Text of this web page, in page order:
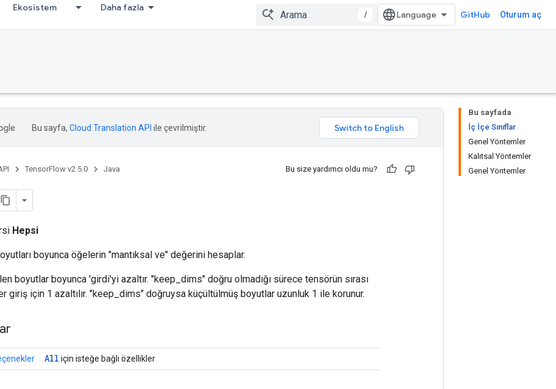
Ekosistem Daha fazla
/ GitHub Oturum aç
Bu sayfada
İç İçe Sınıflar
Genel Yöntemler
Kalıtsal Yöntemler
Genel Yöntemler
Bu sayfa, Cloud Translation API ile çevrilmiştir.
TensorFlow v2.5.0 Java Bu size yardımcı oldu mu?
Hepsi
boyunca öğelerin "mantıksal ve" değerini hesaplar.
boyutlar boyunca 'girdi'yi azaltır. "keep_dims" doğru olmadığı sürece tensörün sırası
giriş için 1 azaltılır. "keep_dims" doğruysa küçültülmüş boyutlar uzunluk 1 ile korunur.
All için isteğe bağlı özellikler